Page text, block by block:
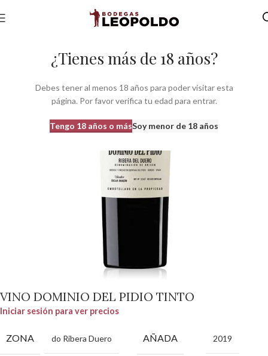
¿Tienes más de 18 años?
Debes tener al menos 18 años para poder visitar esta
página. Por favor verifica tu edad para entrar.
Tengo 18 años o másSoy menor de 18 años
Inicio Bodegas Castilla León Bodegas do Ribera Duero
VINO DOMINIO DEL PIDIO TINTO
Iniciar sesión para ver precios
ZONA do Ribera Duero AÑADA 2019